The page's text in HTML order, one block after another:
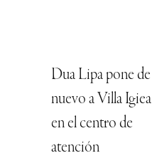
Dua Lipa pone de
nuevo a Villa Igiea
en el centro de
atención